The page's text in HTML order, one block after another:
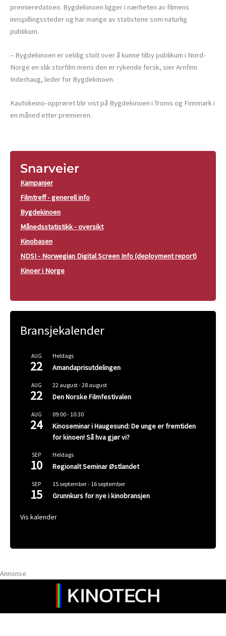
premieredatoen. Bygdekinoen ligger i nærheten av filmens
innspillingssteder og har mange av statistene som naturlig
publikum.
– Bygdekinoen er veldig stolt over å kunne tilby publikum i Nord-
Norge en slik storfilm mens den er rykende fersk, sier Arnfinn
Inderhaug, leder for Bygdekinoen.
Kautokeino-opprøret blir vist på Bygdekinoen i Troms og Finnmark i
en måned etter premieren.
Snarveier
Kampanjer
Filmtreff - generell info
Bygdekinoen
Månedsstatistikk - oversikt
Kinobasen
NDSI - Norwegian Digital Screen Info (deployment report)
Kinoer i Norge
Bransjekalender
AUG
22
Heldags
Amandaprisutdelingen
AUG
22
22 august-28 august
Den Norske Filmfestivalen
AUG
24
09:00- 10:30
Kinoseminar i Haugesund: De unge er fremtiden
for kinoen! Så hva gjør vi?
SEP
10
Heldags
Regionalt Seminar Østlandet
SEP
15
15 september- 16 september
Grunnkurs for nye i kinobransjen
Vis kalender
Annonse